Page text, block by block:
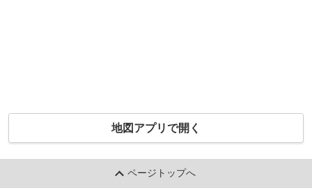
地図アプリで開く
ページトップへ